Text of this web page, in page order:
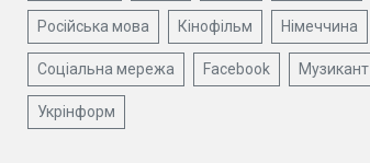
Російська мова Кінофільм Німеччина
Соціальна мережа Facebook Музикант
Укрінформ